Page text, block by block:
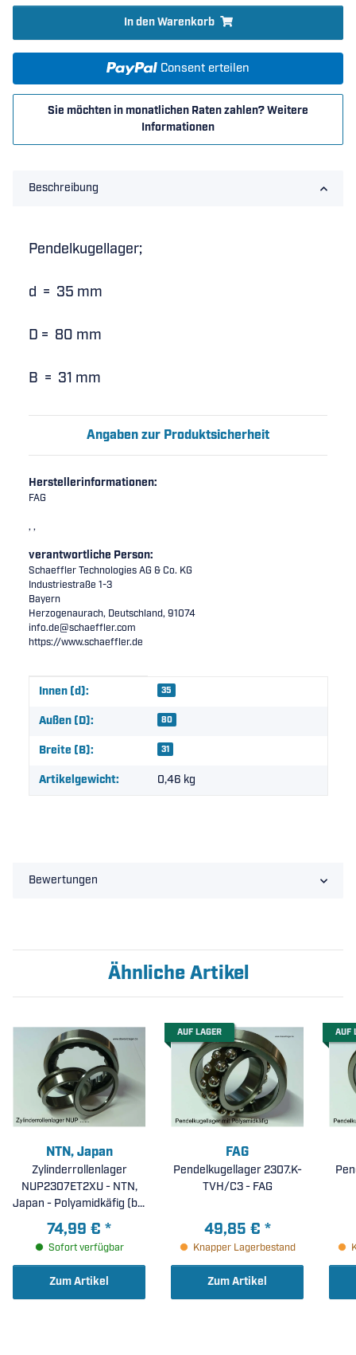
In den Warenkorb
Consent erteilen
Sie möchten in monatlichen Raten zahlen?Weitere
Informationen
Beschreibung
Pendelkugellager;
d = 35 mm
D = 80 mm
B = 31 mm
Angaben zur Produktsicherheit
Herstellerinformationen:
FAG
, ,
verantwortliche Person:
Schaeffler Technologies AG & Co. KG
Industriestraße 1-3
Bayern
Herzogenaurach, Deutschland, 91074
info.de@schaeffler.com
https://www.schaeffler.de
Produkteigenschaft
Wert
Innen (d): 35
Außen (D): 80
Breite (B): 31
Artikelgewicht: 0,46 kg
Bewertungen
Ähnliche Artikel
NTN, Japan
Zylinderrollenlager
NUP2307ET2XU - NTN,
Japan - Polyamidkäfig (bis
150°C), verstärkte
Ausführung (
35x80x31mm )
74,99 € *
Sofort verfügbar
Zum Artikel
AUF LAGER
FAG
Pendelkugellager 2307.K-
TVH/C3 - FAG
49,85 € *
Knapper Lagerbestand
Zum Artikel
AUF